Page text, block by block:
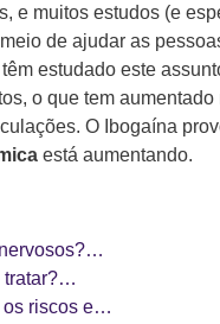
e muitos estudos (e
de ajudar as
têm estudado este
o que tem
O Ibogaína
está aumentando.
tratar?…
os riscos e…